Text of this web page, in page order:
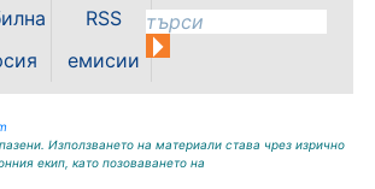
в
до отстраняване на
Тел.: 092 66 11 19 Тел.:
RSS
емисии
Използването на материали става чрез изрично
екип, като позоваването на